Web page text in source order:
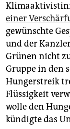
unterstützen
abo
genossenschaft
epaper login
einer
gewünschte
und der
Grünen nicht
Gruppe in den
Hungerstreik
Flüssigkeit
wolle den
kündigte das